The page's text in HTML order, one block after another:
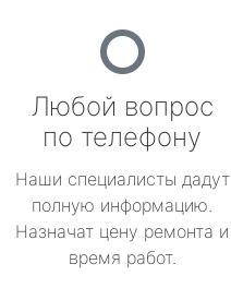
Любой вопрос
по телефону
Наши специалисты дадут
полную информацию.
Назначат цену ремонта и
время работ.